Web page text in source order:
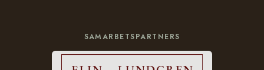
SAMARBETSPARTNERS